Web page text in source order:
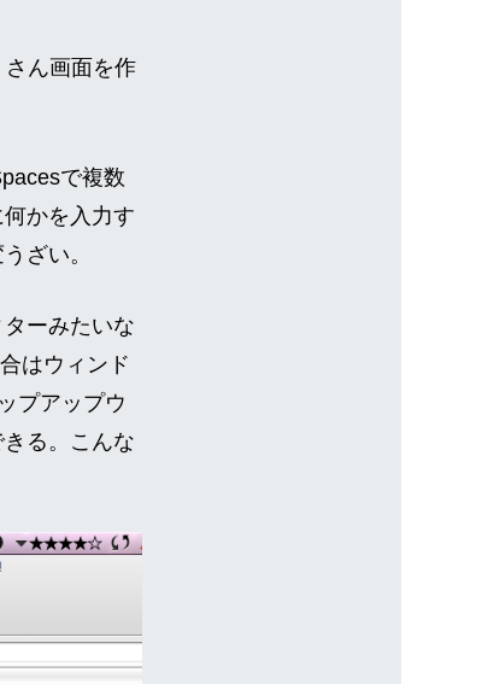
ん画面を作
で複数
かを入力す
ざい。
ーみたいな
はウィンド
プアップウ
る。こんな